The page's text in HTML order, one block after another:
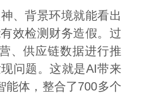
、背景环境就能看出
效检测财务造假。过
、供应链数据进行推
问题。这就是AI带来
能体，整合了700多个